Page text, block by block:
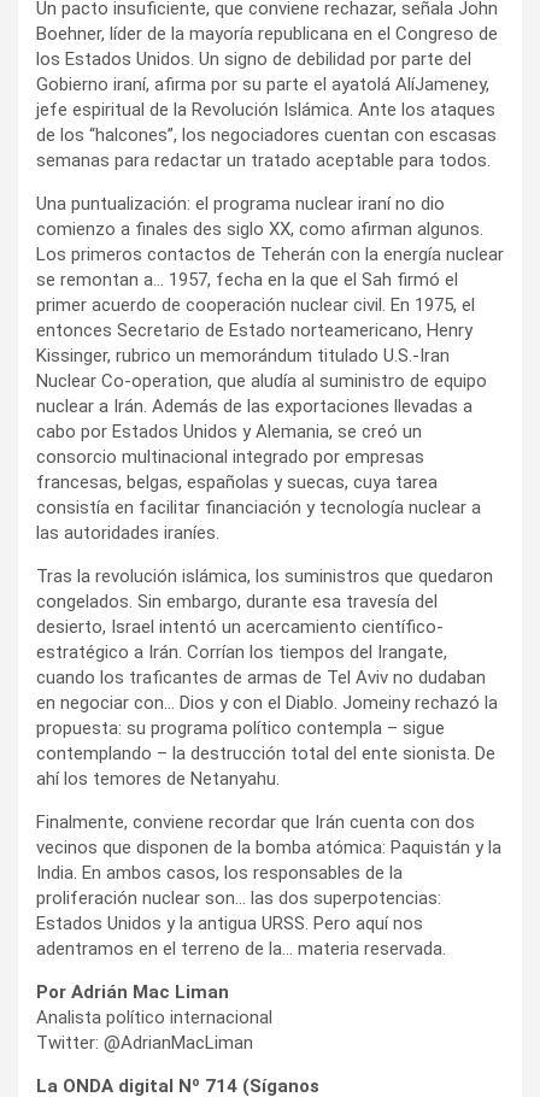
Un pacto insuficiente, que conviene rechazar, señala John
Boehner, líder de la mayoría republicana en el Congreso de
los Estados Unidos. Un signo de debilidad por parte del
Gobierno iraní, afirma por su parte el ayatolá AlíJameney,
jefe espiritual de la Revolución Islámica. Ante los ataques
de los “halcones”, los negociadores cuentan con escasas
semanas para redactar un tratado aceptable para todos.
Una puntualización: el programa nuclear iraní no dio
comienzo a finales des siglo XX, como afirman algunos.
Los primeros contactos de Teherán con la energía nuclear
se remontan a… 1957, fecha en la que el Sah firmó el
primer acuerdo de cooperación nuclear civil. En 1975, el
entonces Secretario de Estado norteamericano, Henry
Kissinger, rubrico un memorándum titulado U.S.-Iran
Nuclear Co-operation, que aludía al suministro de equipo
nuclear a Irán. Además de las exportaciones llevadas a
cabo por Estados Unidos y Alemania, se creó un
consorcio multinacional integrado por empresas
francesas, belgas, españolas y suecas, cuya tarea
consistía en facilitar financiación y tecnología nuclear a
las autoridades iraníes.
Tras la revolución islámica, los suministros que quedaron
congelados. Sin embargo, durante esa travesía del
desierto, Israel intentó un acercamiento científico-
estratégico a Irán. Corrían los tiempos del Irangate,
cuando los traficantes de armas de Tel Aviv no dudaban
en negociar con… Dios y con el Diablo. Jomeiny rechazó la
propuesta: su programa político contempla – sigue
contemplando – la destrucción total del ente sionista. De
ahí los temores de Netanyahu.
Finalmente, conviene recordar que Irán cuenta con dos
vecinos que disponen de la bomba atómica: Paquistán y la
India. En ambos casos, los responsables de la
proliferación nuclear son… las dos superpotencias:
Estados Unidos y la antigua URSS. Pero aquí nos
adentramos en el terreno de la… materia reservada.
Por Adrián Mac Liman
Analista político internacional
Twitter: @AdrianMacLiman
La ONDA digital Nº 714 (Síganos